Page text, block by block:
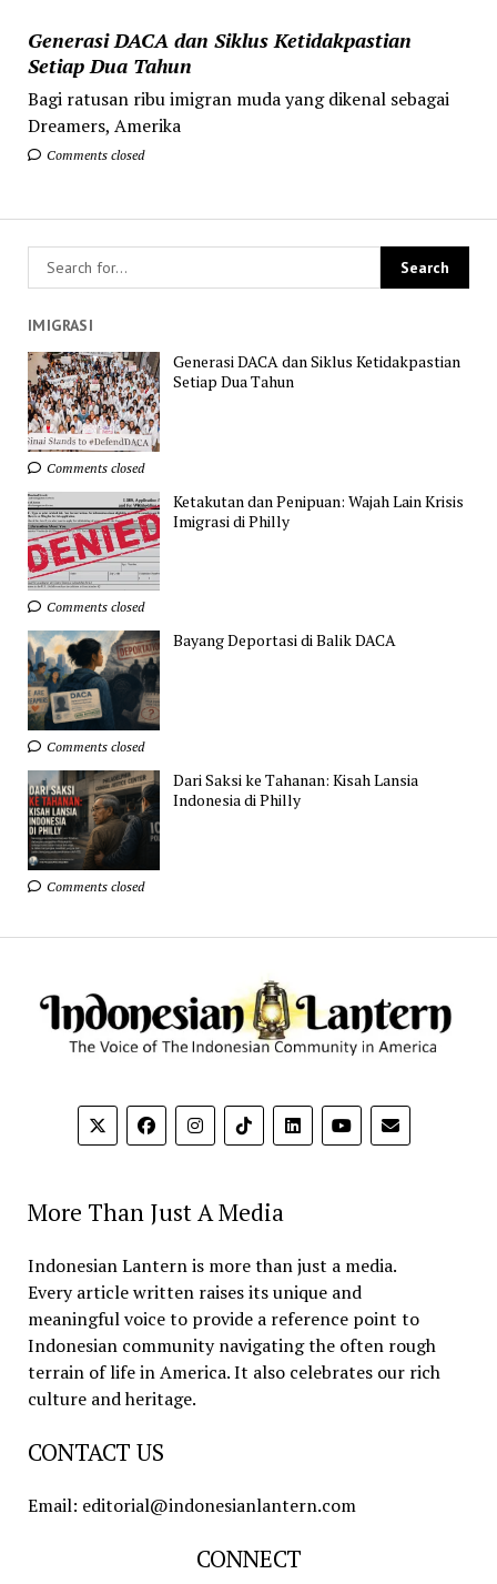
Generasi DACA dan Siklus Ketidakpastian
Setiap Dua Tahun
Bagi ratusan ribu imigran muda yang dikenal sebagai
Dreamers, Amerika
Comments closed
IMIGRASI
Generasi DACA dan Siklus Ketidakpastian
Setiap Dua Tahun
Comments closed
Ketakutan dan Penipuan: Wajah Lain Krisis
Imigrasi di Philly
Comments closed
Bayang Deportasi di Balik DACA
Comments closed
Dari Saksi ke Tahanan: Kisah Lansia
Indonesia di Philly
Comments closed
More Than Just A Media
Indonesian Lantern is more than just a media.
Every article written raises its unique and
meaningful voice to provide a reference point to
Indonesian community navigating the often rough
terrain of life in America. It also celebrates our rich
culture and heritage.
CONTACT US
Email: editorial@indonesianlantern.com
CONNECT